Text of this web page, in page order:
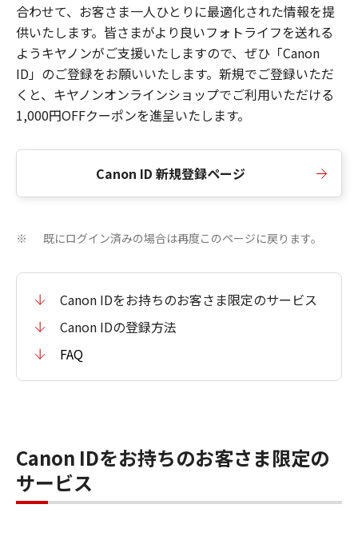
合わせて、お客さま一人ひとりに最適化された情報を提
供いたします。皆さまがより良いフォトライフを送れる
ようキヤノンがご支援いたしますので、ぜひ「Canon
ID」のご登録をお願いいたします。新規でご登録いただ
くと、キヤノンオンラインショップでご利用いただける
1,000円OFFクーポンを進呈いたします。
Canon ID 新規登録ページ
※ 既にログイン済みの場合は再度このページに戻ります。
Canon IDをお持ちのお客さま限定のサービス
Canon IDの登録方法
FAQ
Canon IDをお持ちのお客さま限定の
サービス